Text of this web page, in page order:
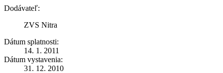
Dodávateľ:
ZVS Nitra
Dátum splatnosti:
14. 1. 2011
Dátum vystavenia:
31. 12. 2010